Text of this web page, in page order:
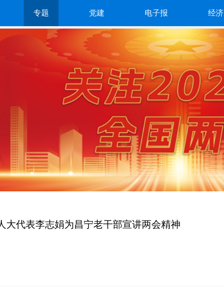
专题 党建 电子报 经济
大代表李志娟为昌宁老干部宣讲两会精神